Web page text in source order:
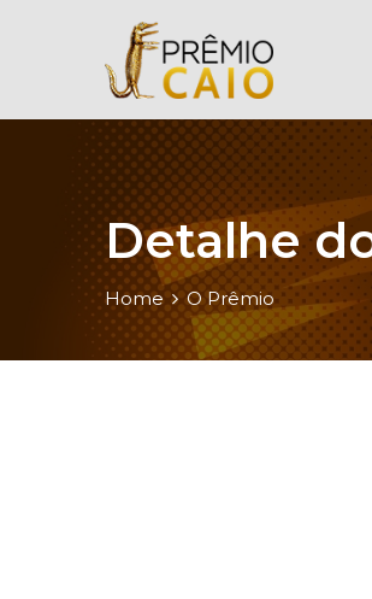
Detalhe
Home O Prêmio